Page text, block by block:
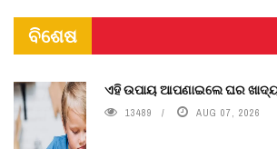
ବିଶେଷ
ଏହି ଉପାୟ ଆପଣାଇଲେ ଘର ଖାଦ୍ୟ
13489 AUG 07, 2026